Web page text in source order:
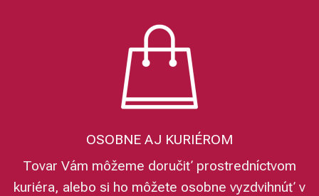
OSOBNE AJ KURIÉROM
Tovar Vám môžeme doručiť prostredníctvom
kuriéra, alebo si ho môžete osobne vyzdvihnúť v